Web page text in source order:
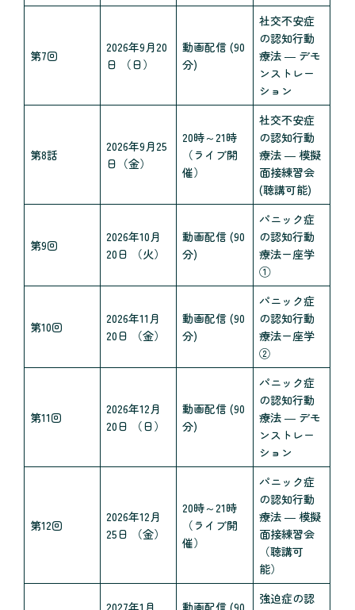
第7回
2026年9月20
日 （日）
動画配信 (90
分)
社交不安症
の認知行動
療法 ― デモ
ンストレー
ション
第8話
2026年9月25
日（金）
20時～21時
（ライブ開
催）
社交不安症
の認知行動
療法 ― 模擬
面接練習会
(聴講可能)
第9回
2026年10月
20日 （火）
動画配信 (90
分)
パニック症
の認知行動
療法ー座学
①
第10回
2026年11月
20日 （金）
動画配信 (90
分)
パニック症
の認知行動
療法ー座学
②
第11回
2026年12月
20日 （日）
動画配信 (90
分)
パニック症
の認知行動
療法 ― デモ
ンストレー
ション
第12回
2026年12月
25日 （金）
20時～21時
（ライブ開
催）
パニック症
の認知行動
療法 ― 模擬
面接練習会
（聴講可
能）
2027年1月 動画配信 (90
強迫症の認